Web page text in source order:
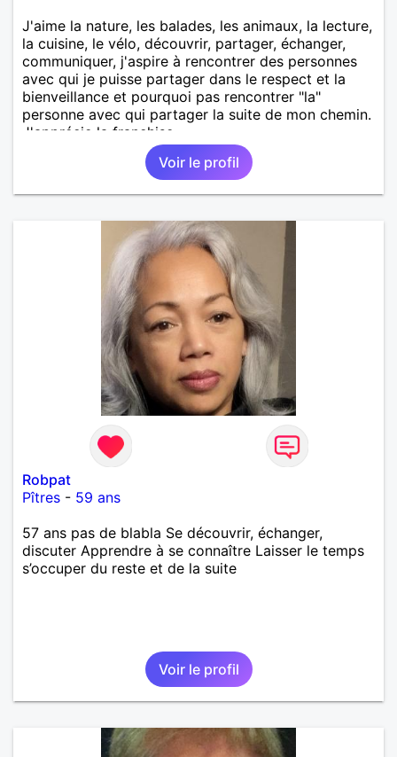
J'aime la nature, les balades, les animaux, la lecture,
la cuisine, le vélo, découvrir, partager, échanger,
communiquer, j'aspire à rencontrer des personnes
avec qui je puisse partager dans le respect et la
bienveillance et pourquoi pas rencontrer "la"
personne avec qui partager la suite de mon chemin.
J'apprécie la franchise.
Voir le profil
Robpat
Pîtres - 59 ans
57 ans pas de blabla Se découvrir, échanger,
discuter Apprendre à se connaître Laisser le temps
s’occuper du reste et de la suite
Voir le profil